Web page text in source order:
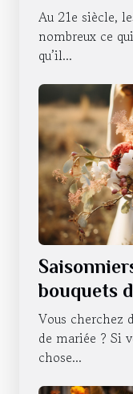
lancer
Au 21e siècle,
nombreux ce
qu’il...
bouquets
battre
de l'année
Vous cherchez
de mariée ? Si
chose...